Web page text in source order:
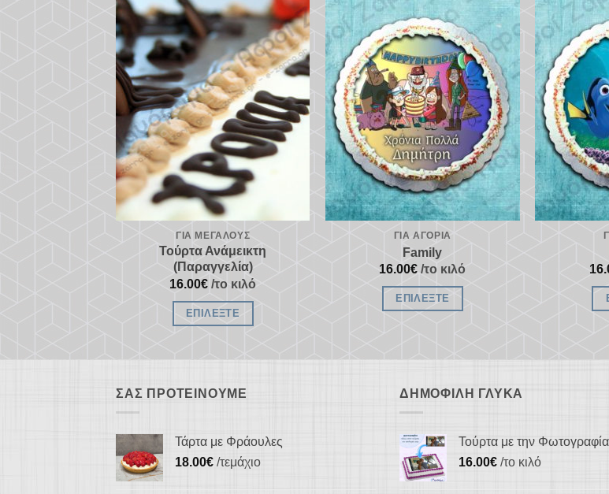
Προσθήκη
στα
αγαπημένα
ΓΙΑ ΜΕΓΆΛΟΥΣ
Τούρτα Ανάμεικτη
(Παραγγελία)
16.00€ /το κιλό
ΕΠΙΛΈΞΤΕ
Προσθήκη
στα
αγαπημένα
ΓΙΑ ΑΓΌΡΙΑ
Family
16.00€ /το κιλό
ΕΠΙΛΈΞΤΕ
ΣΑΣ ΠΡΟΤΕΊΝΟΥΜΕ
Τάρτα με Φράουλες
18.00€ /τεμάχιο
ΔΗΜΟΦΙΛΉ ΓΛΥΚΆ
Τούρτα με την
16.00€ /το κιλό